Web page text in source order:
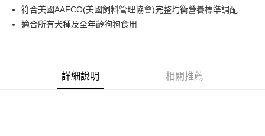
悠遊付
AFTEE先享後付
１．簡單：不需註冊會員、不需綁卡、不需儲值。
符合美國AAFCO(美國飼料管理協會)完整均衡營養標準調配
適合所有犬種及全年齡狗狗食用
詳細說明 相關推薦